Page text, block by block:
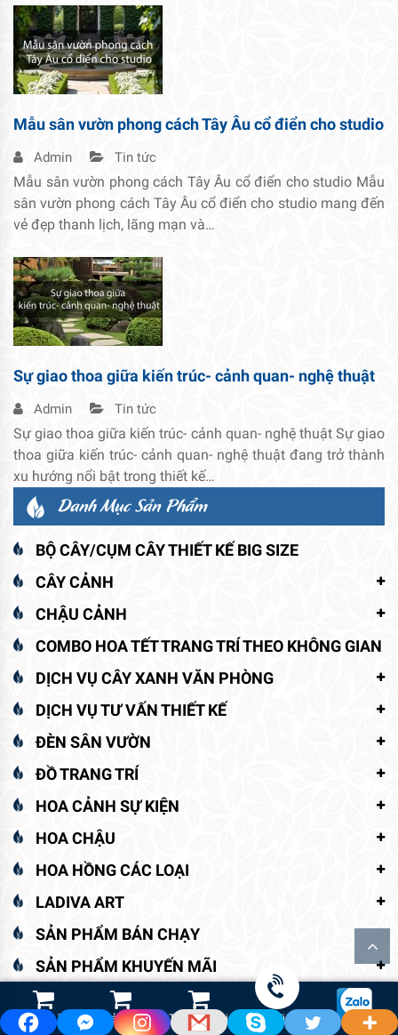
Mẫu sân vườn phong cách Tây Âu cổ điển cho studio
Admin Tin tức
Mẫu sân vườn phong cách Tây Âu cổ điển cho studio Mẫu
sân vườn phong cách Tây Âu cổ điển cho studio mang đến
vẻ đẹp thanh lịch, lãng mạn và…
Sự giao thoa giữa kiến trúc- cảnh quan- nghệ thuật
Admin Tin tức
Sự giao thoa giữa kiến trúc- cảnh quan- nghệ thuật Sự giao
thoa giữa kiến trúc- cảnh quan- nghệ thuật đang trở thành
xu hướng nổi bật trong thiết kế…
Danh Mục Sản Phẩm
BỘ CÂY/CỤM CÂY THIẾT KẾ BIG SIZE
CÂY CẢNH
CHẬU CẢNH
COMBO HOA TẾT TRANG TRÍ THEO KHÔNG GIAN
DỊCH VỤ CÂY XANH VĂN PHÒNG
DỊCH VỤ TƯ VẤN THIẾT KẾ
ĐÈN SÂN VƯỜN
ĐỒ TRANG TRÍ
HOA CẢNH SỰ KIỆN
HOA CHẬU
HOA HỒNG CÁC LOẠI
LADIVA ART
SẢN PHẨM BÁN CHẠY
SẢN PHẨM KHUYẾN MÃI
SẢN PHẨM MỚI
SHOP QUÀ TẶNG CÂY HOA
Shop Hoa Tươi Led Cảnh Quan Thiết Bị Tưới Gọi điện